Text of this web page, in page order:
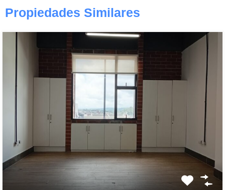
Propiedades Similares